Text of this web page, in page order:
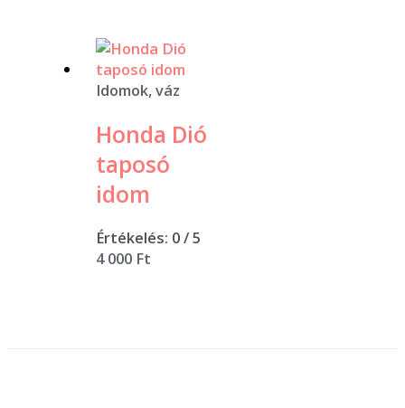
Idomok, váz
Honda Dió
taposó
idom
Értékelés: 0/ 5
4 000 Ft